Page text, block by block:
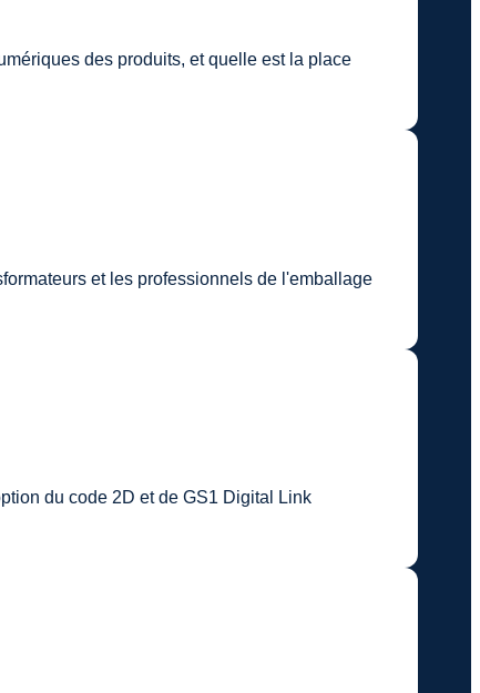
des produits, et quelle est la place
et les professionnels de l'emballage
du code 2D et de GS1 Digital Link